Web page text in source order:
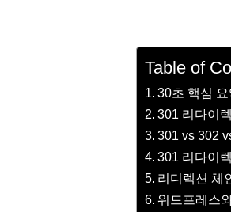
Table of
30초 핵심
301 리다이
301 vs 302
301 리다이
리디렉션 체
워드프레스